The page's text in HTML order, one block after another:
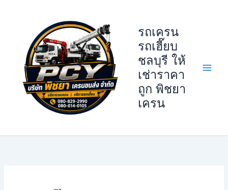
รถเครน
รถเฮี๊ยบ
ชลบุรี ให้
เช่าราคา
ถูก พิชยา
เครน